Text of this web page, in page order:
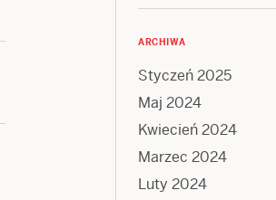
ARCHIWA
Styczeń 2025
Maj 2024
Kwiecień 2024
Marzec 2024
Luty 2024